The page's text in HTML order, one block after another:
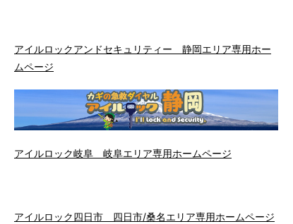
アイルロックアンドセキュリティー 静岡エリア専用ホー
ムページ
アイルロック岐阜 岐阜エリア専用ホームページ
アイルロック四日市 四日市/桑名エリア専用ホームページ